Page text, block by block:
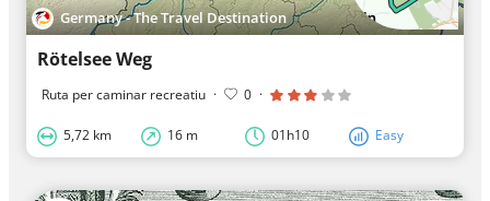
Germany - The Travel Destination
Rötelsee Weg
Ruta per caminar recreatiu · 0 ·
5,72 km 16 m 01h10 Easy